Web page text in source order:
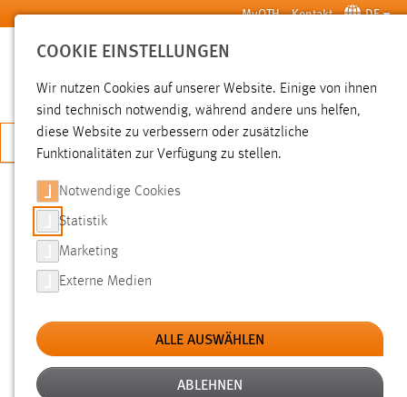
Zum Hauptinhalt springen MyOTH Kontakt DE
SUCHE
JETZT BEWERBEN
SUCHE
FILTER
Typ
Erstellungsdatum
COOKIE EINSTELLUNGEN
Wir nutzen Cookies auf unserer Website. Einige von ihnen
sind technisch notwendig, während andere uns helfen,
diese Website zu verbessern oder zusätzliche
Funktionalitäten zur Verfügung zu stellen.
Notwendige Cookies
Statistik
Marketing
Externe Medien
ALLE AUSWÄHLEN
ABLEHNEN